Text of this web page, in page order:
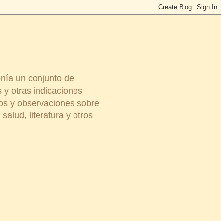
un conjunto de
y otras indicaciones
y observaciones sobre
literatura y otros